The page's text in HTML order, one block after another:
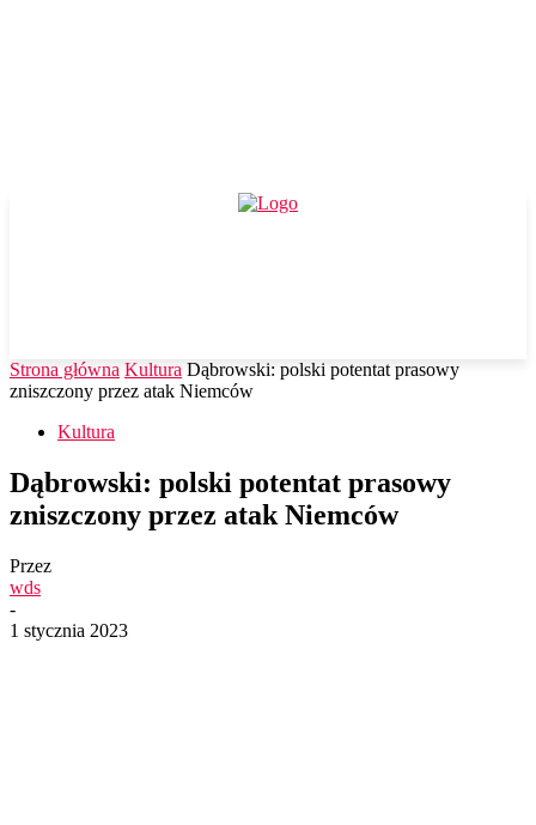
Strona główna Kultura Dąbrowski: polski potentat prasowy
zniszczony przez atak Niemców
Kultura
Dąbrowski: polski potentat prasowy
zniszczony przez atak Niemców
Przez
wds
-
1 stycznia 2023